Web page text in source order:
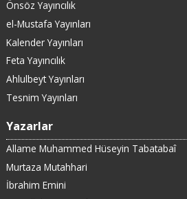
Önsöz Yayıncılık
el-Mustafa Yayınları
Kalender Yayınları
Feta Yayıncılık
Ahlulbeyt Yayınları
Tesnim Yayınları
Yazarlar
Allame Muhammed Hüseyin Tabatabaî
Murtaza Mutahhari
İbrahim Emini